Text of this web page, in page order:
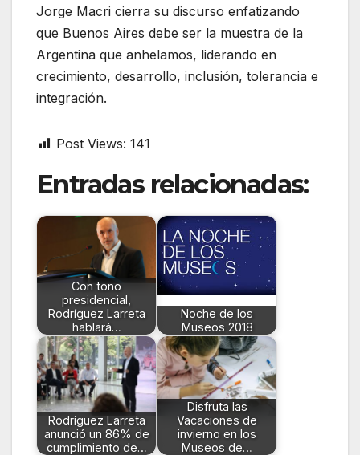
Jorge Macri cierra su discurso enfatizando
que Buenos Aires debe ser la muestra de la
Argentina que anhelamos, liderando en
crecimiento, desarrollo, inclusión, tolerancia e
integración.
Post Views: 141
Entradas relacionadas:
Con tono
presidencial,
Rodríguez Larreta
hablará…
Noche de los
Museos 2018
Rodríguez Larreta
anunció un 86% de
cumplimiento de…
Disfruta las
Vacaciones de
invierno en los
Museos de…